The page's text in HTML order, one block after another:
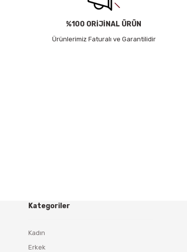
%100 ORİJİNAL ÜRÜN
Ürünlerimiz Faturalı ve Garantilidir
Kategoriler
Kadın
Erkek